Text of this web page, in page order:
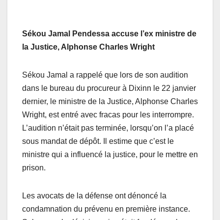
Sékou Jamal Pendessa accuse l’ex ministre de
la Justice, Alphonse Charles Wright
Sékou Jamal a rappelé que lors de son audition
dans le bureau du procureur à Dixinn le 22 janvier
dernier, le ministre de la Justice, Alphonse Charles
Wright, est entré avec fracas pour les interrompre.
L’audition n’était pas terminée, lorsqu’on l’a placé
sous mandat de dépôt. Il estime que c’est le
ministre qui a influencé la justice, pour le mettre en
prison.
Les avocats de la défense ont dénoncé la
condamnation du prévenu en première instance.